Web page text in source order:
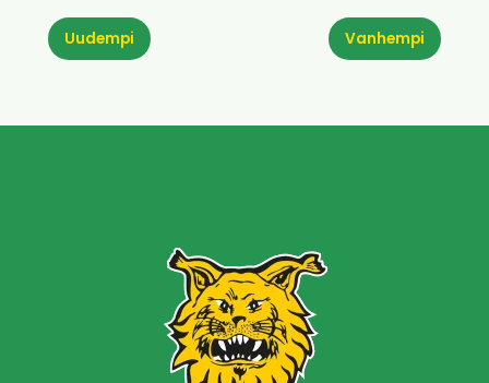
Vanhempi
Uudempi